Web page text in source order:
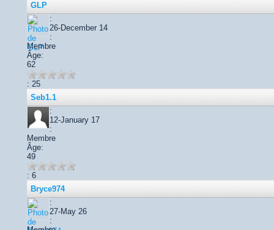
GLP
:
26-December 14
:
Membre
Âge:
62
: 25
Seb1.1
:
12-January 17
:
Membre
Âge:
49
: 6
Bryce974
:
27-May 26
: